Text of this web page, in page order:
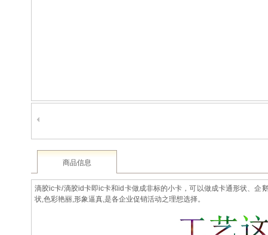
商品信息
滴胶ic卡/滴胶id卡即ic卡和id卡做成非标的小卡，可以做成卡通形状、企
状,色彩艳丽,形象逼真,是各企业促销活动之理想选择。